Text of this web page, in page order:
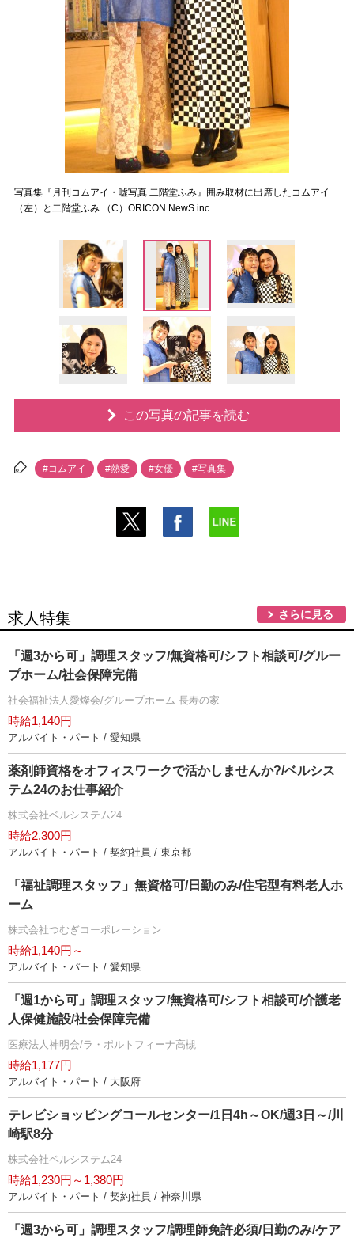
写真集『月刊コムアイ・嘘写真 二階堂ふみ』囲み取材に出席したコムアイ
（左）と二階堂ふみ （C）ORICON NewS inc.
この写真の記事を読む
#コムアイ #熱愛 #女優 #写真集
求人特集 さらに見る
「週3から可」調理スタッフ/無資格可/シフト相談可/グルー
プホーム/社会保障完備
社会福祉法人愛燦会/グループホーム 長寿の家
時給1,140円
アルバイト・パート / 愛知県
薬剤師資格をオフィスワークで活かしませんか?/ベルシス
テム24のお仕事紹介
株式会社ベルシステム24
時給2,300円
アルバイト・パート / 契約社員 / 東京都
「福祉調理スタッフ」無資格可/日勤のみ/住宅型有料老人ホ
ーム
株式会社つむぎコーポレーション
時給1,140円～
アルバイト・パート / 愛知県
「週1から可」調理スタッフ/無資格可/シフト相談可/介護老
人保健施設/社会保障完備
医療法人神明会/ラ・ポルトフィーナ高槻
時給1,177円
アルバイト・パート / 大阪府
テレビショッピングコールセンター/1日4h～OK/週3日～/川
崎駅8分
株式会社ベルシステム24
時給1,230円～1,380円
アルバイト・パート / 契約社員 / 神奈川県
「週3から可」調理スタッフ/調理師免許必須/日勤のみ/ケア